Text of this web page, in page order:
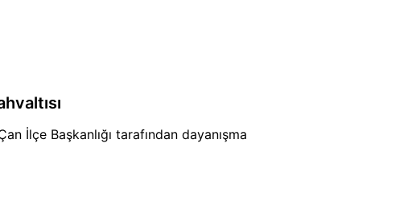
İlçe Başkanlığı tarafından dayanışma